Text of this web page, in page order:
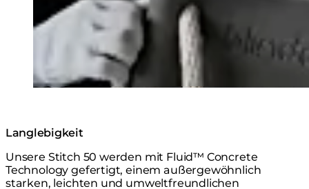
Langlebigkeit
Unsere Stitch 50 werden mit Fluid™ Concrete
Technology gefertigt, einem außergewöhnlich
starken, leichten und umweltfreundlichen